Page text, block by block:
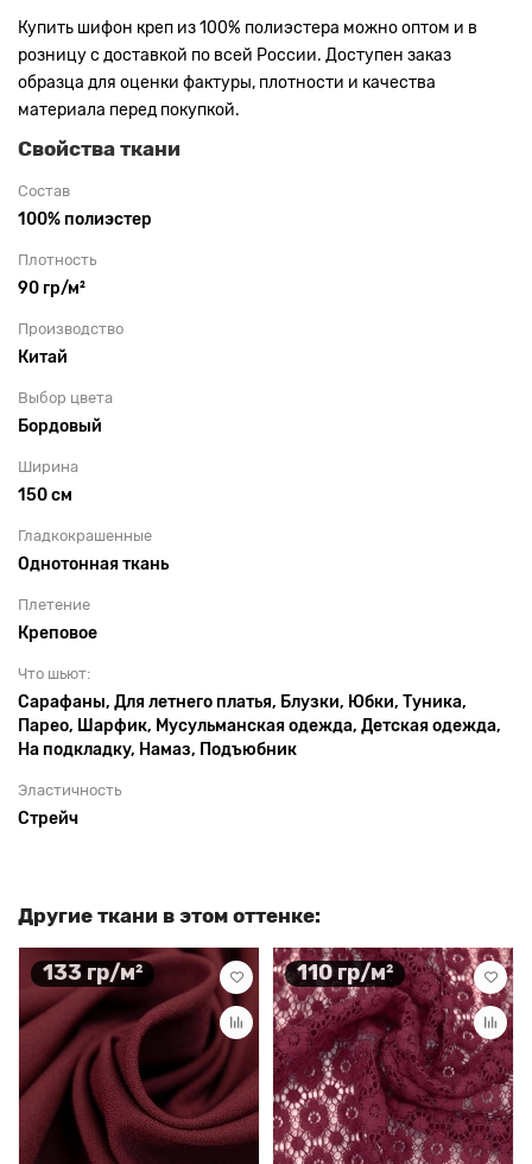
Купить шифон креп из 100% полиэстера можно оптом и в
розницу с доставкой по всей России. Доступен заказ
образца для оценки фактуры, плотности и качества
материала перед покупкой.
Свойства ткани
Состав
100% полиэстер
Плотность
90 гр/м²
Производство
Китай
Выбор цвета
Бордовый
Ширина
150 см
Гладкокрашенные
Однотонная ткань
Плетение
Креповое
Что шьют:
Сарафаны, Для летнего платья, Блузки, Юбки, Туника,
Парео, Шарфик, Мусульманская одежда, Детская одежда,
На подкладку, Намаз, Подъюбник
Эластичность
Стрейч
Другие ткани в этом оттенке:
133 гр/м² 110 гр/м²